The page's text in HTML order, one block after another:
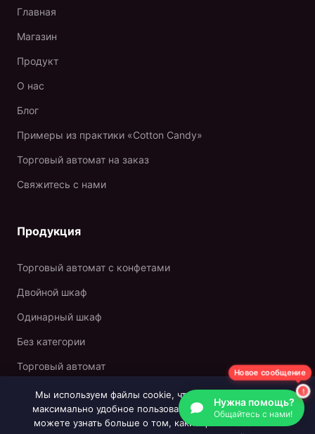
Главная
Магазин
Продукт
О нас
Блог
Примеры из практики «Cotton Candy»
Торговый автомат на заказ
Свяжитесь с нами
Продукция
Торговый автомат с конфетами
Двойной шкаф
Одинарный шкаф
Без категории
Торговый автомат
Свяжитесь с нами
Нужна помощь?
Общайтесь с нами!
Новое сообщение
Мы используем файлы cookie, чтобы обеспечить вам
максимально удобное пользование нашим сайтом. Вы
можете узнать больше о том, какие файлы cookie мы